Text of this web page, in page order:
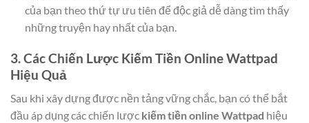
của bạn theo thứ tự ưu tiên để độc giả dễ dàng tìm thấy
những truyện hay nhất của bạn.
3. Các Chiến Lược Kiếm Tiền Online Wattpad
Hiệu Quả
Sau khi xây dựng được nền tảng vững chắc, bạn có thể bắt
đầu áp dụng các chiến lược kiếm tiền online Wattpad hiệu